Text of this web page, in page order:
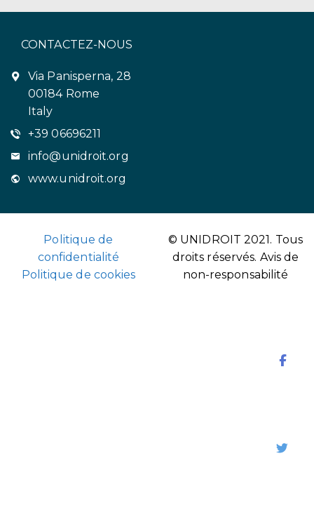
CONTACTEZ-NOUS
Via Panisperna, 28
00184 Rome
Italy
+39 06696211
info@unidroit.org
www.unidroit.org
Politique de
confidentialité
Politique de cookies
© UNIDROIT 2021. Tous
droits réservés. Avis de
non-responsabilité